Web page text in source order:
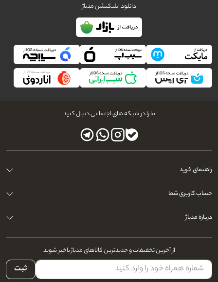
دانلود اپلیکیشن مدیاژ
ما را در شبکه های اجتماعی دنبال کنید
راهنمای خرید
حساب کاربری شما
درباره مدیاژ
از آخرین تخفیفات و جدیدترین کالاهای مدیاژ باخبر شوید
ثبت